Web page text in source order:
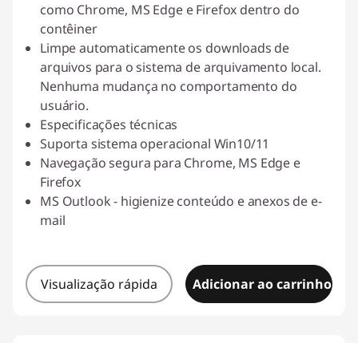
como Chrome, MS Edge e Firefox dentro do
contêiner
Limpe automaticamente os downloads de
arquivos para o sistema de arquivamento local.
Nenhuma mudança no comportamento do
usuário.
Especificações técnicas
Suporta sistema operacional Win10/11
Navegação segura para Chrome, MS Edge e
Firefox
MS Outlook - higienize conteúdo e anexos de e-
mail
Visualização rápida Adicionar ao carrinho